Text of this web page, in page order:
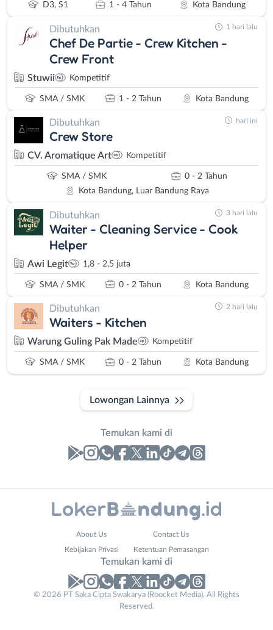
D3, S1 1 - 4 Tahun Kota Bandung
Dibutuhkan
Chef De Partie - Crew Kitchen -
Crew Front
Stuwii Kompetitif
SMA / SMK 1 - 2 Tahun Kota Bandung
1 hari lalu
Dibutuhkan
Crew Store
CV. Aromatique Art Kompetitif
SMA / SMK
0 - 2 Tahun
Kota Bandung, Luar Bandung Raya
hari ini
Dibutuhkan
Waiter - Cleaning Service - Cook
Helper
Awi Legit 1,8 - 2,5 juta
SMA / SMK 0 - 2 Tahun Kota Bandung
3 hari lalu
Dibutuhkan
Waiters - Kitchen
Warung Guling Pak Made Kompetitif
SMA / SMK 0 - 2 Tahun Kota Bandung
2 hari lalu
Lowongan Lainnya
Temukan kami di
Lowongan
No. Telp /
About Us Contact Us
Kebijakan Privasi Ketentuan Pemasangan
Temukan kami di
© 2026 PT Saka Cipta Swakarya (Roocket Media). All Rights
Reserved.